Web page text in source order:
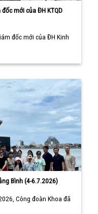
mới của ĐH KTQD
đốc mới của ĐH Kinh
Bình (4-6.7.2026)
Công đoàn Khoa đã